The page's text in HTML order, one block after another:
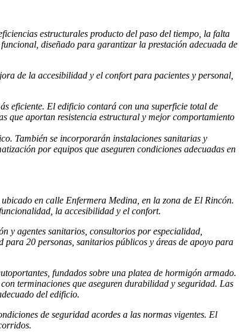
estructurales producto del paso del tiempo, la falta
diseñado para garantizar la prestación adecuada de
de la accesibilidad y el confort para pacientes y personal,
eficiente. El edificio contará con una superficie total de
que aportan resistencia estructural y mejor comportamiento
También se incorporarán instalaciones sanitarias y
por equipos que aseguren condiciones adecuadas en
en calle Enfermera Medina, en la zona de El Rincón.
la accesibilidad y el confort.
y agentes sanitarios, consultorios por especialidad,
20 personas, sanitarios públicos y áreas de apoyo para
fundados sobre una platea de hormigón armado.
terminaciones que aseguren durabilidad y seguridad. Las
del edificio.
de seguridad acordes a las normas vigentes. El